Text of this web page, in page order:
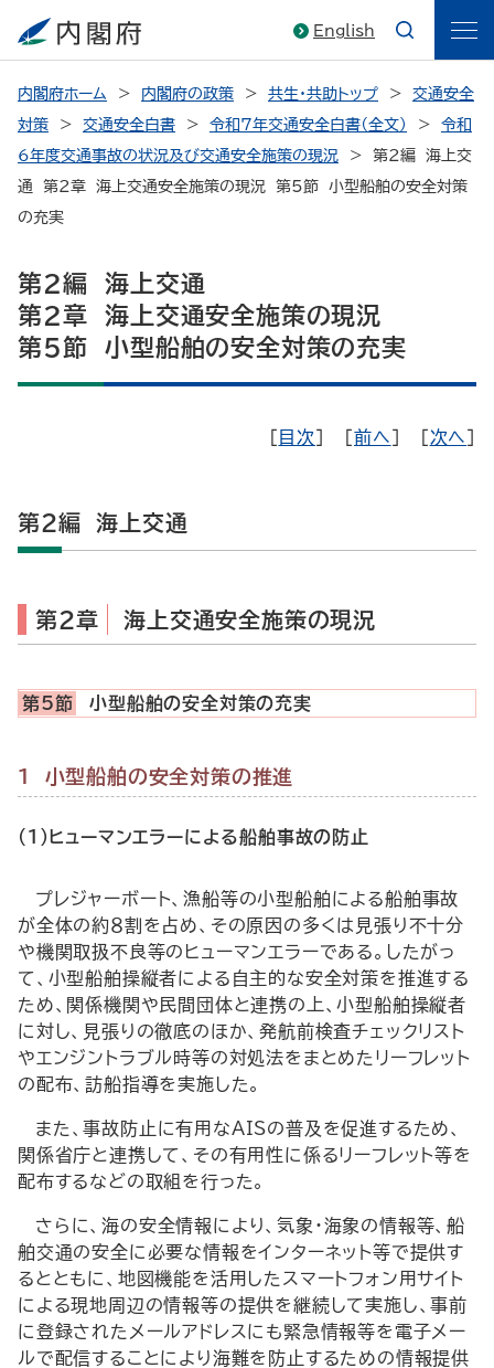
English
内閣府ホーム 内閣府の政策 共生・共助トップ
交通安全
対策
交通安全白書 令和7年交通安全白書（全文）
令和
6年度交通事故の状況及び交通安全施策の現況
第2編 海上交
通 第2章 海上交通安全施策の現況 第5節 小型船舶の安全対策
の充実
第2編 海上交通
第2章 海上交通安全施策の現況
第5節 小型船舶の安全対策の充実
目次 前へ 次へ
第2編 海上交通
第2章 海上交通安全施策の現況
第5節 小型船舶の安全対策の充実
１ 小型船舶の安全対策の推進
(1)ヒューマンエラーによる船舶事故の防止
プレジャーボート、漁船等の小型船舶による船舶事故
が全体の約８割を占め、その原因の多くは見張り不十分
や機関取扱不良等のヒューマンエラーである。したがっ
て、小型船舶操縦者による自主的な安全対策を推進する
ため、関係機関や民間団体と連携の上、小型船舶操縦者
に対し、見張りの徹底のほか、発航前検査チェックリスト
やエンジントラブル時等の対処法をまとめたリーフレット
の配布、訪船指導を実施した。
また、事故防止に有用なAISの普及を促進するため、
関係省庁と連携して、その有用性に係るリーフレット等を
配布するなどの取組を行った。
さらに、海の安全情報により、気象・海象の情報等、船
舶交通の安全に必要な情報をインターネット等で提供す
るとともに、地図機能を活用したスマートフォン用サイト
による現地周辺の情報等の提供を継続して実施し、事前
に登録されたメールアドレスにも緊急情報等を電子メー
ルで配信することにより海難を防止するための情報提供